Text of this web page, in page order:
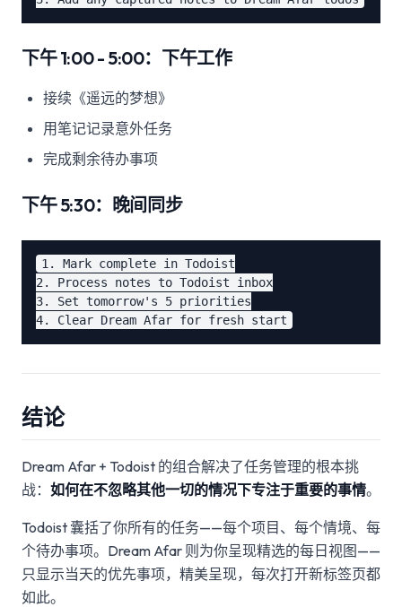
下午 1:00 - 5:00：下午工作
接续《遥远的梦想》
用笔记记录意外任务
完成剩余待办事项
下午 5:30：晚间同步
1. Mark complete in Todoist
2. Process notes to Todoist inbox
3. Set tomorrow's 5 priorities
结论
Dream Afar + Todoist 的组合解决了任务管理的根本挑
战： 如何在不忽略其他一切的情况下专注于重要的事情。
Todoist 囊括了你所有的任务——每个项目、每个情境、每
个待办事项。Dream Afar 则为你呈现精选的每日视图——
只显示当天的优先事项，精美呈现，每次打开新标签页都
如此。